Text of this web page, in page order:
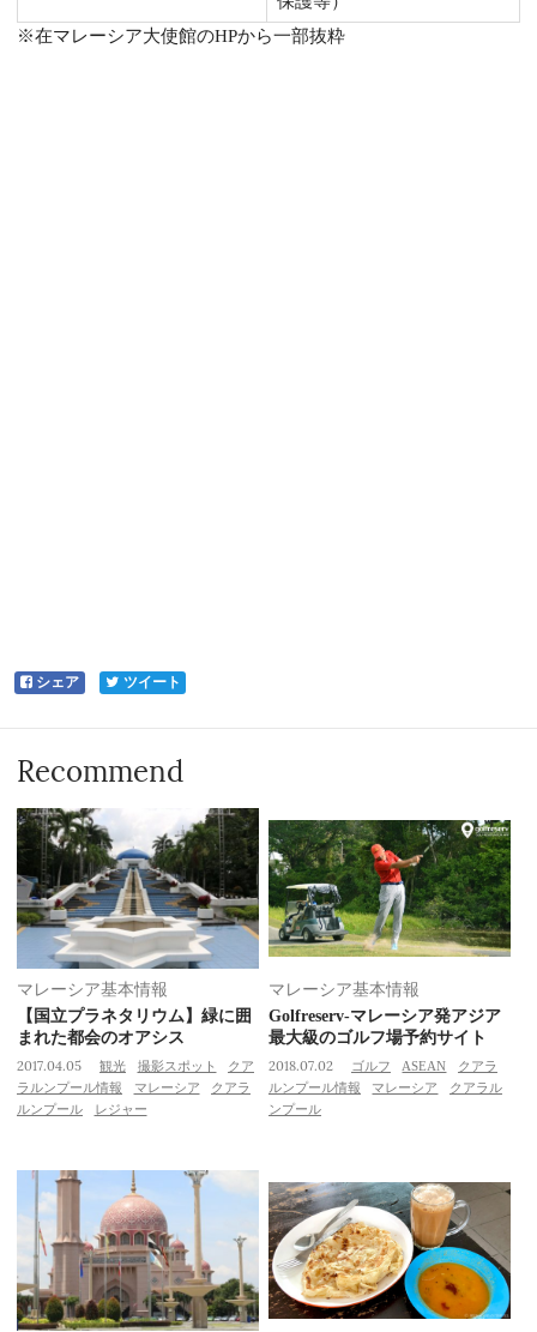
※在マレーシア大使館のHPから一部抜粋
シェア ツイート
Recommend
マレーシア基本情報
【国立プラネタリウム】緑に囲
まれた都会のオアシス
2017.04.05 観光 撮影スポット
クア
ラルンプール情報
マレーシア
クアラ
ルンプール
レジャー
マレーシア基本情報
Golfreserv-マレーシア発アジア
最大級のゴルフ場予約サイト
2018.07.02 ゴルフ ASEAN
クアラ
ルンプール情報
マレーシア
クアラル
ンプール